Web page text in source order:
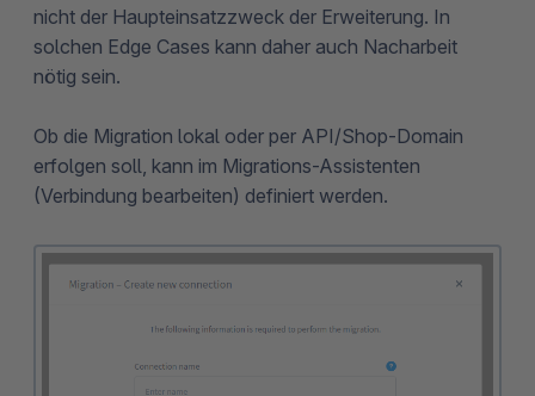
nicht der Haupteinsatzzweck der Erweiterung. In
solchen Edge Cases kann daher auch Nacharbeit
nötig sein.
Ob die Migration lokal oder per API/Shop-Domain
erfolgen soll, kann im Migrations-Assistenten
(Verbindung bearbeiten) definiert werden.